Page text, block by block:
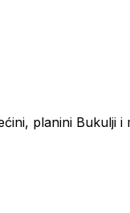
planini Bukulji i